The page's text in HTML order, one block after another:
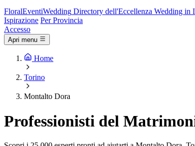
FloralEventiWedding Directory dell'Eccellenza Wedding in
Ispirazione Per Provincia
Accesso
Apri menu
Home
Torino
Montalto Dora
Professionisti del